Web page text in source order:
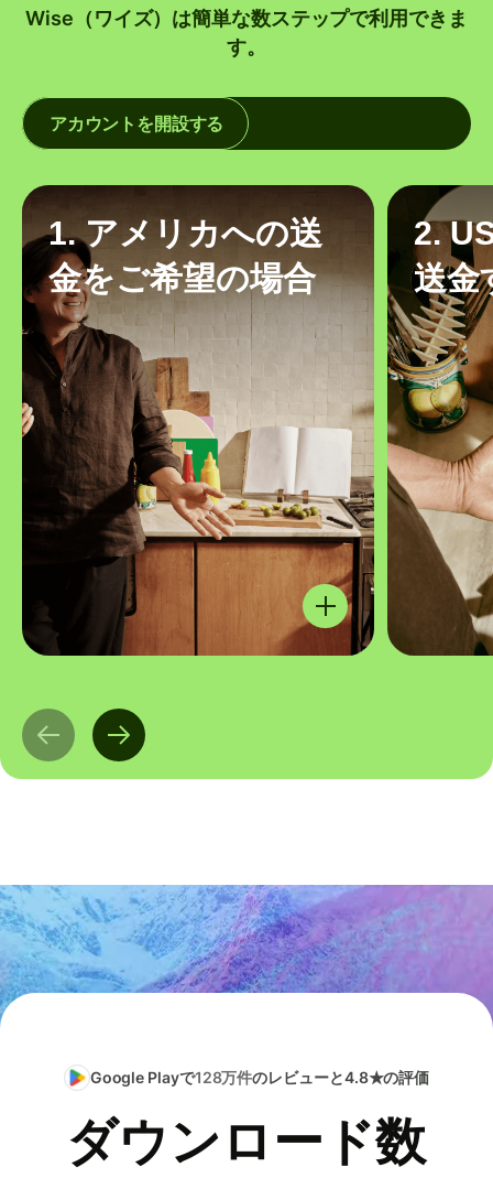
Wise（ワイズ）は簡単な数ステップで利用できま
す。
アカウントを開設する
1. アメリカへの送
金をご希望の場合
2.
送金
Google Playで128万件のレビューと4.8★の評価
ダウンロード数